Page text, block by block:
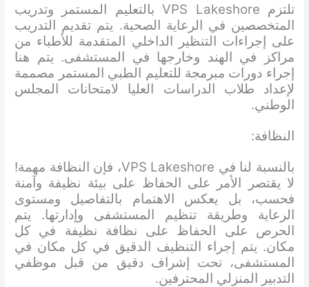
تلتزم VPS Lakeshore بالتعليم المستمر وتدريب
المتخصصين في الرعاية الصحية. يتم تقديم التدريب
على إجراءات التنظير الداخلي المتقدمة للأطباء من
مراكز في الهند وخارجها في المستشفى. يتم هنا
إجراء دورات مبرمجة للتعليم الطبي المستمر مصممة
لإعداد طلاب الدراسات العليا لامتحانات المجلس
الوطني.
النظافة:
بالنسبة لنا في VPS Lakeshore، فإن النظافة مهمة!
لا يقتصر الأمر على الحفاظ على بيئة نظيفة وآمنة
فحسب، بل يعكس الاهتمام بالتفاصيل ومستوى
الرعاية وطريقة تنظيم المستشفى وإدارتها. يتم
الحرص على الحفاظ على نظافة نظيفة في كل
مكان. يتم إجراء التنظيف الدقيق في كل مكان في
المستشفى، تحت إشراف دقيق من قبل موظفي
التدبير المنزلي المحترفين.